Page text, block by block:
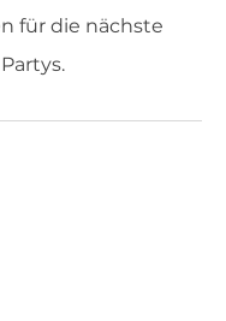
für die nächste